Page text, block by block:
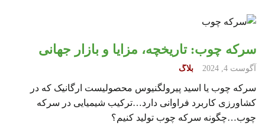
سرکه چوب: تاریخچه، مزایا و بازار جهانی
آگوست 4, 2024 بلاگ
سرکه چوب یا اسید پیرولگنیوس محصولیست ارگانیک که در
کشاورزی کاربرد فراوانی دارد…ترکیب شیمیایی در سرکه
چوب…چگونه سرکه چوب تولید کنیم؟